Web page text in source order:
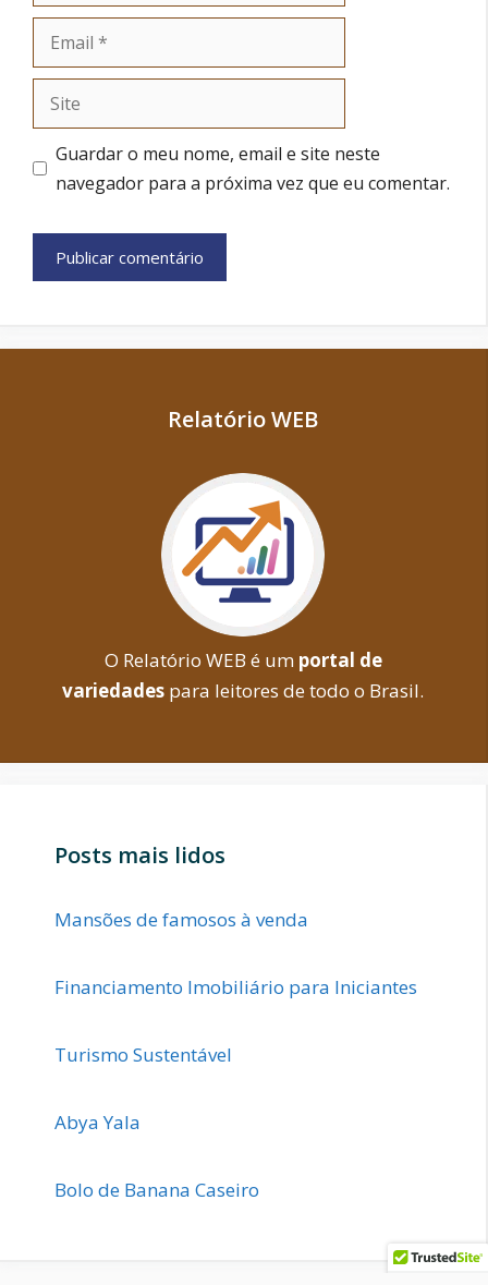
Email
Site
Guardar o meu nome, email e site neste
navegador para a próxima vez que eu comentar.
Relatório WEB
O Relatório WEB é um portal de
variedades para leitores de todo o Brasil.
Posts mais lidos
Mansões de famosos à venda
Financiamento Imobiliário para Iniciantes
Turismo Sustentável
Abya Yala
Bolo de Banana Caseiro